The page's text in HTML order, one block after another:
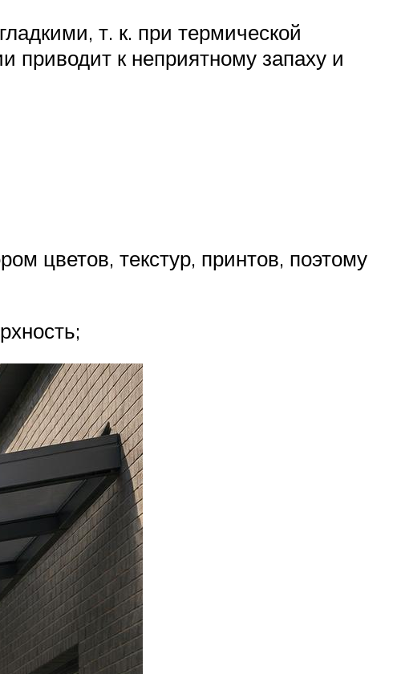
т. к. при термической
приводит к неприятному запаху и
цветов, текстур, принтов, поэтому